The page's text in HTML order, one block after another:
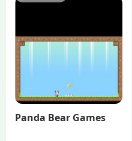
Panda Bear Games